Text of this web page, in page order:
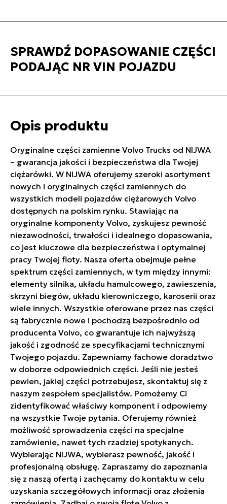
SPRAWDŹ DOPASOWANIE CZĘŚCI
PODAJĄC NR VIN POJAZDU
Opis produktu
Oryginalne części zamienne Volvo Trucks od NIJWA
– gwarancja jakości i bezpieczeństwa dla Twojej
ciężarówki. W NIJWA oferujemy szeroki asortyment
nowych i oryginalnych części zamiennych do
wszystkich modeli pojazdów ciężarowych Volvo
dostępnych na polskim rynku. Stawiając na
oryginalne komponenty Volvo, zyskujesz pewność
niezawodności, trwałości i idealnego dopasowania,
co jest kluczowe dla bezpieczeństwa i optymalnej
pracy Twojej floty. Nasza oferta obejmuje pełne
spektrum części zamiennych, w tym między innymi:
elementy silnika, układu hamulcowego, zawieszenia,
skrzyni biegów, układu kierowniczego, karoserii oraz
wiele innych. Wszystkie oferowane przez nas części
są fabrycznie nowe i pochodzą bezpośrednio od
producenta Volvo, co gwarantuje ich najwyższą
jakość i zgodność ze specyfikacjami technicznymi
Twojego pojazdu. Zapewniamy fachowe doradztwo
w doborze odpowiednich części. Jeśli nie jesteś
pewien, jakiej części potrzebujesz, skontaktuj się z
naszym zespołem specjalistów. Pomożemy Ci
zidentyfikować właściwy komponent i odpowiemy
na wszystkie Twoje pytania. Oferujemy również
możliwość sprowadzenia części na specjalne
zamówienie, nawet tych rzadziej spotykanych.
Wybierając NIJWA, wybierasz pewność, jakość i
profesjonalną obsługę. Zapraszamy do zapoznania
się z naszą ofertą i zachęcamy do kontaktu w celu
uzyskania szczegółowych informacji oraz złożenia